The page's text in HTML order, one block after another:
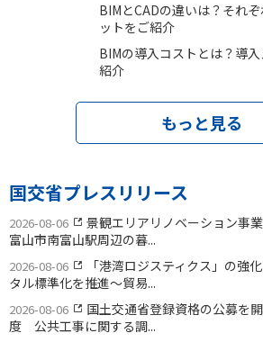
BIMとCADの違いは？それ
ットをご紹介
BIMの導入コストとは？導
紹介
もっと見る
国交省プレスリリース
2026-08-06
景観エリアリノベーション事
富山市南富山駅周辺の暮...
2026-08-06
「港湾ロジスティクス」の強
タル標準化を推進〜貿易...
2026-08-06
国土交通省登録資格の公募を
度 公共工事に関する調...